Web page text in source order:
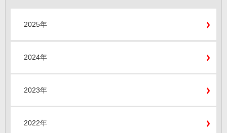
2025年
2024年
2023年
2022年